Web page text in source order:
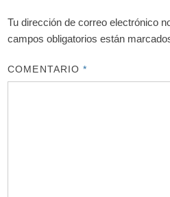
Tu dirección de correo electrónico
campos obligatorios están
COMENTARIO*